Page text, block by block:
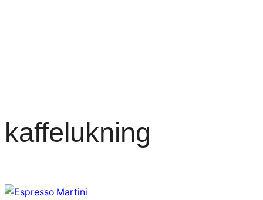
kaffelukning